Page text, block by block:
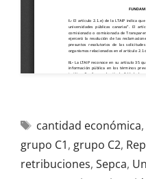
cantidad económica,
grupo C1, grupo C2,
retribuciones, Sepca,